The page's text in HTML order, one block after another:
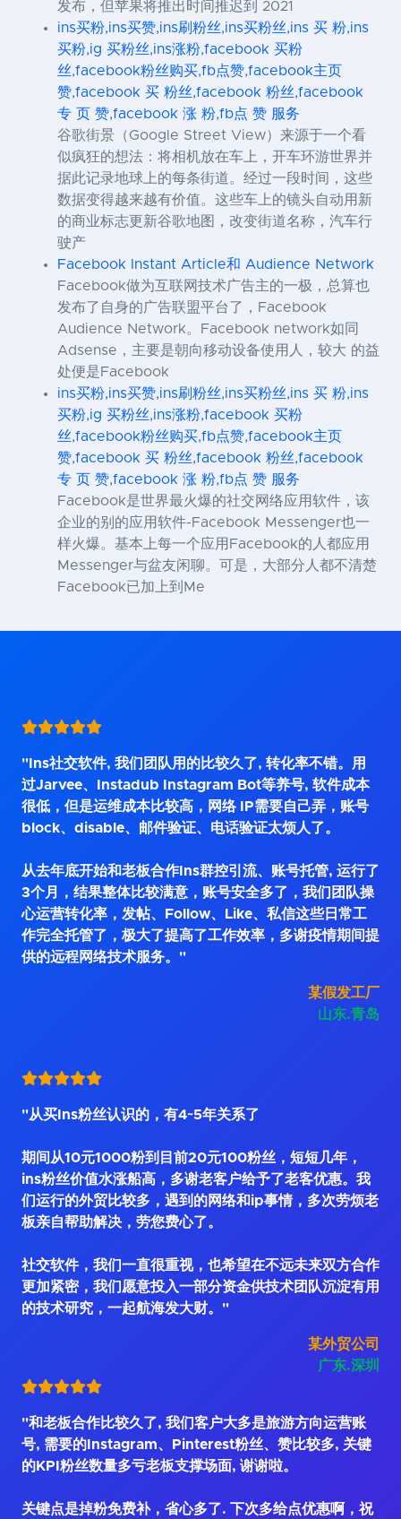
发布，但苹果将推出时间推迟到 2021
ins买粉,ins买赞,ins刷粉丝,ins买粉丝,ins 买 粉,ins
买粉,ig 买粉丝,ins涨粉,facebook 买粉
丝,facebook粉丝购买,fb点赞,facebook主页
赞,facebook 买 粉丝,facebook 粉丝,facebook
专 页 赞,facebook 涨 粉,fb点 赞 服务
谷歌街景（Google Street View）来源于一个看
似疯狂的想法：将相机放在车上，开车环游世界并
据此记录地球上的每条街道。经过一段时间，这些
数据变得越来越有价值。这些车上的镜头自动用新
的商业标志更新谷歌地图，改变街道名称，汽车行
驶产
Facebook Instant Article和 Audience Network
Facebook做为互联网技术广告主的一极，总算也
发布了自身的广告联盟平台了，Facebook
Audience Network。Facebook network如同
Adsense，主要是朝向移动设备使用人，较大 的益
处便是Facebook
ins买粉,ins买赞,ins刷粉丝,ins买粉丝,ins 买 粉,ins
买粉,ig 买粉丝,ins涨粉,facebook 买粉
丝,facebook粉丝购买,fb点赞,facebook主页
赞,facebook 买 粉丝,facebook 粉丝,facebook
专 页 赞,facebook 涨 粉,fb点 赞 服务
Facebook是世界最火爆的社交网络应用软件，该
企业的别的应用软件-Facebook Messenger也一
样火爆。基本上每一个应用Facebook的人都应用
Messenger与盆友闲聊。可是，大部分人都不清楚
Facebook已加上到Me
"Ins社交软件, 我们团队用的比较久了, 转化率不错。用
过Jarvee、Instadub Instagram Bot等养号, 软件成本
很低，但是运维成本比较高，网络 IP需要自己弄，账号
block、disable、邮件验证、电话验证太烦人了。
从去年底开始和老板合作Ins群控引流、账号托管, 运行了
3个月，结果整体比较满意，账号安全多了，我们团队操
心运营转化率，发帖、Follow、Like、私信这些日常工
作完全托管了，极大了提高了工作效率，多谢疫情期间提
供的远程网络技术服务。"
某假发工厂
山东.青岛
"从买Ins粉丝认识的，有4~5年关系了
期间从10元1000粉到目前20元100粉丝，短短几年，
ins粉丝价值水涨船高，多谢老客户给予了老客优惠。我
们运行的外贸比较多，遇到的网络和ip事情，多次劳烦老
板亲自帮助解决，劳您费心了。
社交软件，我们一直很重视，也希望在不远未来双方合作
更加紧密，我们愿意投入一部分资金供技术团队沉淀有用
的技术研究，一起航海发大财。"
某外贸公司
广东.深圳
"和老板合作比较久了, 我们客户大多是旅游方向运营账
号, 需要的Instagram、Pinterest粉丝、赞比较多, 关键
的KPI粉丝数量多亏老板支撑场面, 谢谢啦。
关键点是掉粉免费补，省心多了. 下次多给点优惠啊，祝